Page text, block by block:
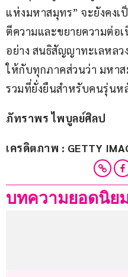
แห่งมหาสมุทร” จะยังคงเ
ตีความและขยายความต่อ
อย่าง สนธิสัญญาทะเลหลว
ให้กับทุกภาคส่วนว่า มหา
รวมที่ยั่งยืนสำหรับคนรุ่นห
ภัทราพร ไพบูลย์ศิลป
เครดิตภาพ : GETTY
บทความยอดนิย